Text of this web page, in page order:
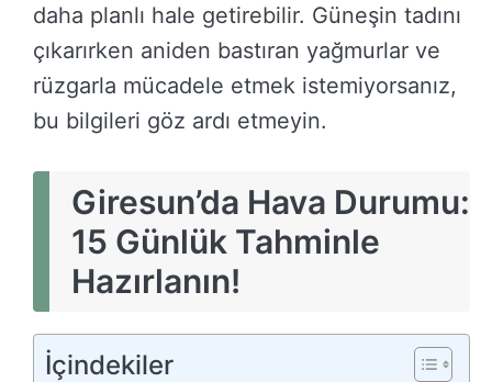
daha planlı hale getirebilir. Güneşin tadını
çıkarırken aniden bastıran yağmurlar ve
rüzgarla mücadele etmek istemiyorsanız,
bu bilgileri göz ardı etmeyin.
Giresun’da Hava Durumu:
15 Günlük Tahminle
Hazırlanın!
İçindekiler